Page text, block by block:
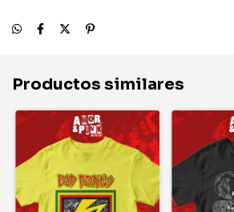
Productos similares